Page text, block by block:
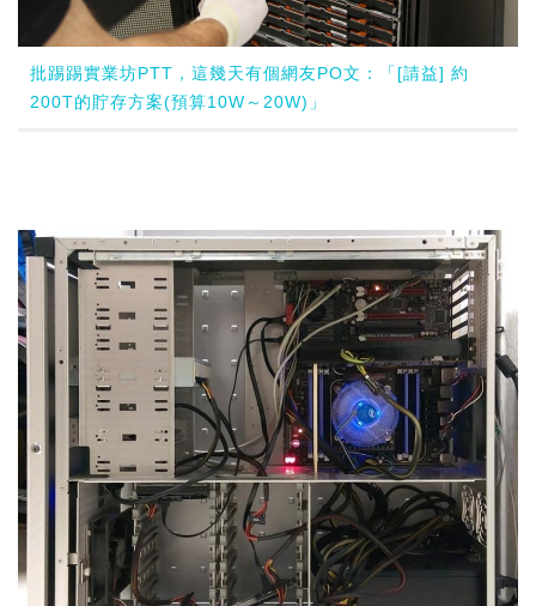
批踢踢實業坊PTT，這幾天有個網友PO文：「[請益] 約
200T的貯存方案(預算10W～20W)」